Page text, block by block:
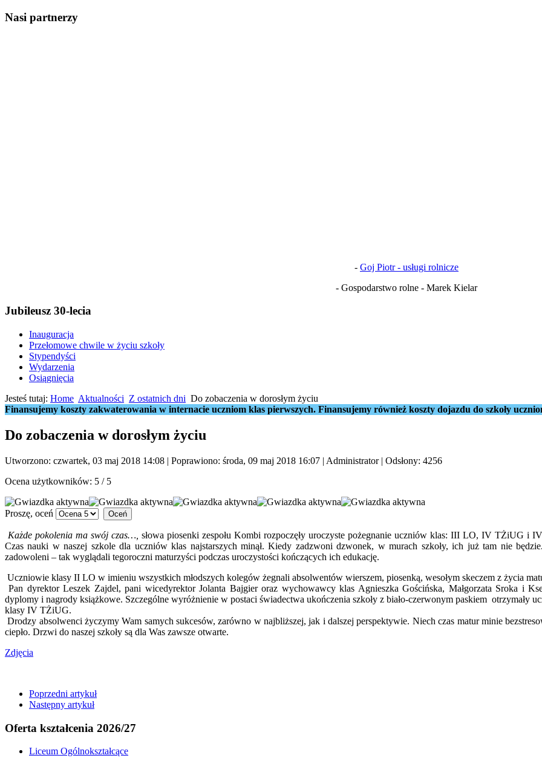
Nasi partnerzy
- Goj Piotr - usługi rolnicze
- Gospodarstwo rolne - Marek Kielar
Jubileusz 30-lecia
Inauguracja
Przełomowe chwile w życiu szkoły
Stypendyści
Wydarzenia
Osiągnięcia
Jesteś tutaj: Home Aktualności Z ostatnich dni Do zobaczenia w dorosłym życiu
Finansujemy koszty zakwaterowania w internacie uczniom klas pierwszych. Finansujemy również koszty dojazdu do szkoły
Do zobaczenia w dorosłym życiu
Utworzono: czwartek, 03 maj 2018 14:08 | Poprawiono: środa, 09 maj 2018 16:07 | Administrator| Odsłony: 4256
Ocena użytkowników: 5 / 5
Proszę, oceń
Każde pokolenia ma swój czas…, słowa piosenki zespołu Kombi rozpoczęły uroczyste pożegnanie uczniów klas: III LO, IV TŻiUG i
Czas nauki w naszej szkole dla uczniów klas najstarszych minął. Kiedy zadzwoni dzwonek, w murach szkoły, ich już tam nie
zadowoleni – tak wyglądali tegoroczni maturzyści podczas uroczystości kończących ich edukację.
Uczniowie klasy II LO w imieniu wszystkich młodszych kolegów żegnali absolwentów wierszem, piosenką, wesołym skeczem z życia
Pan dyrektor Leszek Zajdel, pani wicedyrektor Jolanta Bajgier oraz wychowawcy klas Agnieszka Gościńska, Małgorzata Sroka i
dyplomy i nagrody książkowe. Szczególne wyróżnienie w postaci świadectwa ukończenia szkoły z biało-czerwonym paskiem otrzymały
klasy IV TŻiUG.
Drodzy absolwenci życzymy Wam samych sukcesów, zarówno w najbliższej, jak i dalszej perspektywie. Niech czas matur minie
ciepło. Drzwi do naszej szkoły są dla Was zawsze otwarte.
Zdjęcia
Poprzedni artykuł
Następny artykuł
Oferta kształcenia 2026/27
Liceum Ogólnokształcące